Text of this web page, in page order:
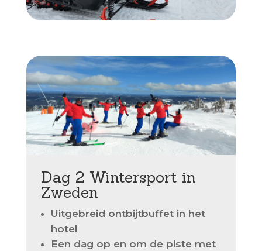
Dag 2 Wintersport in
Zweden
Uitgebreid ontbijtbuffet in het
hotel
Een dag op en om de piste met